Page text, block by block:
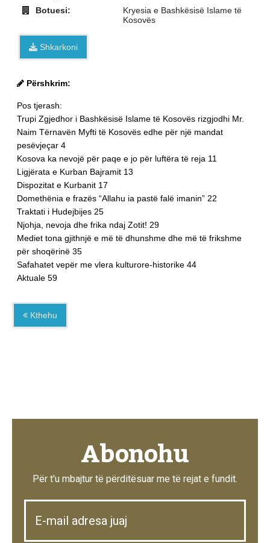
Botuesi:
Kryesia e Bashkësisë Islame të
Kosovës
Shkarkoni
Përshkrim:
Pos tjerash:
Trupi Zgjedhor i Bashkësisë Islame të Kosovës rizgjodhi Mr.
Naim Tërnavën Myfti të Kosovës edhe për një mandat
pesëvjeçar 4
Kosova ka nevojë për paqe e jo për luftëra të reja 11
Ligjërata e Kurban Bajramit 13
Dispozitat e Kurbanit 17
Domethënia e frazës “Allahu ia pastë falë imanin” 22
Traktati i Hudejbijes 25
Njohja, nevoja dhe frika ndaj Zotit! 29
Mediet tona gjithnjë e më të dhunshme dhe më të frikshme
për shoqërinë 35
Safahatet vepër me vlera kulturore-historike 44
Aktuale 59
Kthehu
Abonohu
Për t'u mbajtur të përditësuar me të rejat e fundit.